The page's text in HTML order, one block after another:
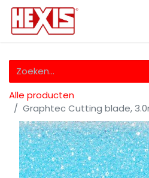
Alle producten
Graphtec Cutting blade,